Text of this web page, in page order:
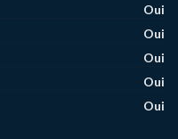
Oui
Oui
Oui
Oui
Oui